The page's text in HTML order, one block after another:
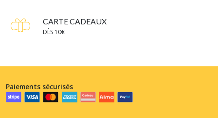
CARTE CADEAUX
DÈS 10€
Paiements sécurisés